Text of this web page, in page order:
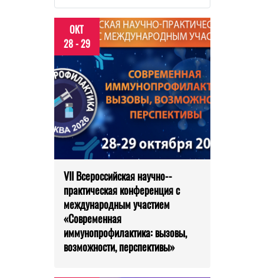
ОКТ
28 - 29
VII Всероссийская научно-­
практическая конференция с
международным участием
«Современная
иммунопрофилактика: вызовы,
возможности, перспективы»